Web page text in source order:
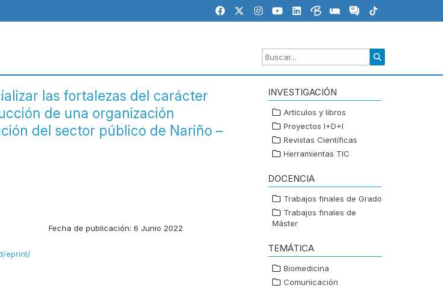
las fortalezas del carácter
de una organización
del sector público de Nariño –
Fecha de publicación: 6 Junio 2022
eprint/
INVESTIGACIÓN
Artículos y libros
Proyectos I+D+I
Revistas Científicas
Herramientas TIC
DOCENCIA
Trabajos finales de Grado
Trabajos finales de
Máster
TEMÁTICA
Biomedicina
Comunicación